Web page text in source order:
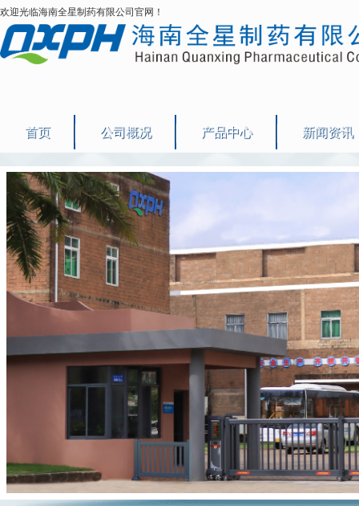
欢迎光临海南全星制药有限公司官网！
首页 公司概况 产品中心 新闻资讯